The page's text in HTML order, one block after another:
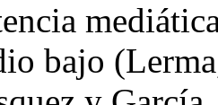
bajo